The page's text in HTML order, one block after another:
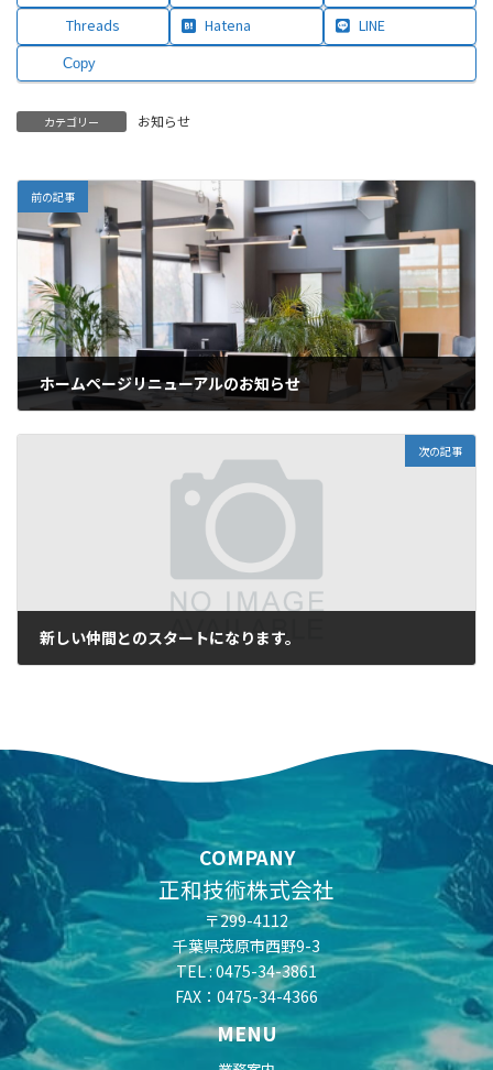
Threads
Hatena LINE
Copy
カテゴリー お知らせ
前の記事
ホームページリニューアルのお知らせ
次の記事
新しい仲間とのスタートになります。
COMPANY
正和技術株式会社
〒299-4112
千葉県茂原市西野9-3
TEL : 0475-34-3861
FAX：0475-34-4366
MENU